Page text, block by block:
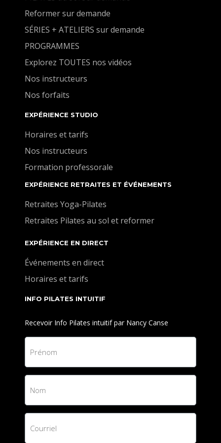
Reformer sur demande
SÉRIES + ATELIERS sur demande
PROGRAMMES
Explorez TOUTES nos vidéos
Nos instructeurs
Nos forfaits
EXPÉRIENCE STUDIO
Horaires et tarifs
Nos instructeurs
Formation professorale
EXPÉRIENCE RETRAITES ET ÉVÉNEMENTS
Retraites Yoga-Pilates
Retraites Pilates au sol et reformer
EXPÉRIENCE EN DIRECT
Événements en direct
Horaires et tarifs
INFO PILATES INTUITIF
Recevoir Info Pilates intuitif par Nancy Canse